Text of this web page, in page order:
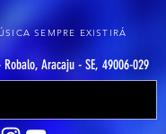
SEMPRE EXISTIRÁ
Aracaju - SE, 49006-029